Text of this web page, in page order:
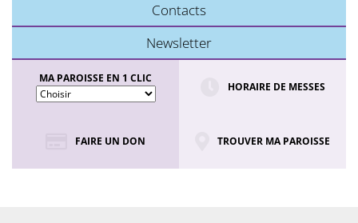
Contacts
Newsletter
MA PAROISSE EN 1 CLIC
HORAIRE DE MESSES
FAIRE UN DON TROUVER MA PAROISSE